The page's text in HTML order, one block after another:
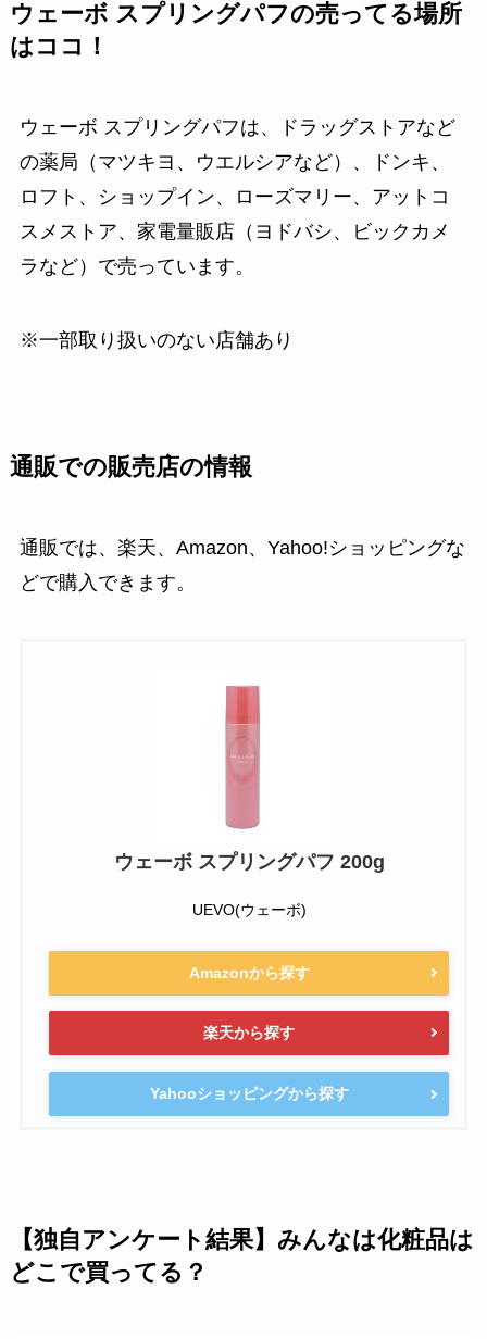
ウェーボ スプリングパフの売ってる場所
はココ！
ウェーボ スプリングパフは、ドラッグストアなど
の薬局（マツキヨ、ウエルシアなど）、ドンキ、
ロフト、ショップイン、ローズマリー、アットコ
スメストア、家電量販店（ヨドバシ、ビックカメ
ラなど）で売っています。
※一部取り扱いのない店舗あり
通販での販売店の情報
通販では、楽天、Amazon、Yahoo!ショッピングな
どで購入できます。
ウェーボ スプリングパフ 200g
UEVO(ウェーボ)
Amazonから探す
楽天から探す
Yahooショッピングから探す
【独自アンケート結果】みんなは化粧品は
どこで買ってる？